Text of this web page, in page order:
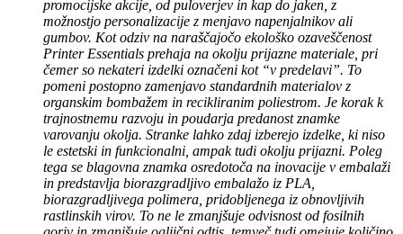
promocijske akcije, od puloverjev in kap do jaken, z
možnostjo personalizacije z menjavo napenjalnikov ali
gumbov. Kot odziv na naraščajočo ekološko ozaveščenost
Printer Essentials prehaja na okolju prijazne materiale, pri
čemer so nekateri izdelki označeni kot “v predelavi”. To
pomeni postopno zamenjavo standardnih materialov z
organskim bombažem in recikliranim poliestrom. Je korak k
trajnostnemu razvoju in poudarja predanost znamke
varovanju okolja. Stranke lahko zdaj izberejo izdelke, ki niso
le estetski in funkcionalni, ampak tudi okolju prijazni. Poleg
tega se blagovna znamka osredotoča na inovacije v embalaži
in predstavlja biorazgradljivo embalažo iz PLA,
biorazgradljivega polimera, pridobljenega iz obnovljivih
rastlinskih virov. To ne le zmanjšuje odvisnost od fosilnih